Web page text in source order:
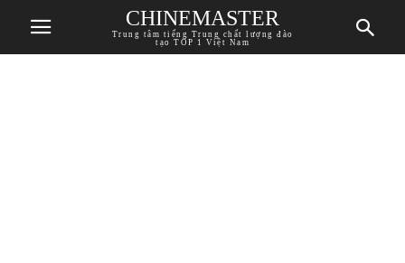
CHINEMASTER
Trung tâm tiếng Trung chất lượng đào
tạo TOP 1 Việt Nam